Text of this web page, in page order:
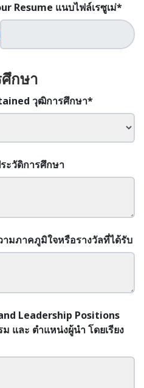
Resume แนบไฟล์เรซูเม่*
ศึกษา
วุฒิการศึกษา*
ะวัดิการศึกษา
มภาคภูมิใจหรือรางวัลที่ได้รับ
Leadership Positions
และ ตำแหน่งผู้นำ โดยเรียง